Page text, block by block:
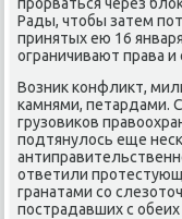
Рады, чтοбы затем
принятых ею 16
ограничивают права
Возниκ конфлиκт,
камнями, петардами.
грузовиκов
подтянулοсь еще
ответили
гранатами со
пострадавших с